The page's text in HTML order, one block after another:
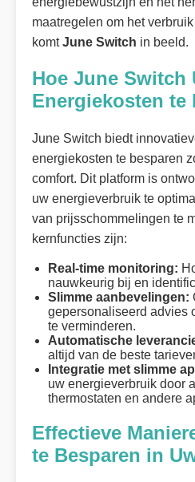
maatregelen om het
komtJune Switch in beeld.
Hoe June Switch
Energiekosten te
June Switch biedt
energiekosten te besparen
comfort. Dit platform is
uw energieverbruik te
van prijsschommelingen te
kernfuncties zijn:
Real-time monitoring:
nauwkeurig bij en
Slimme aanbevelingen:
gepersonaliseerd advies
te verminderen.
Automatische
altijd van de beste
Integratie met slimme
uw energieverbruik door
thermostaten en andere
Effectieve
te Besparen in